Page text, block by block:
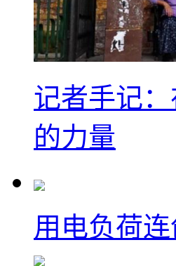
记者手记
的力量
用电负荷